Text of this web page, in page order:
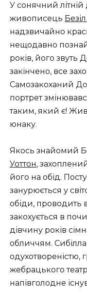
У сонячний
живописець
надзвичайно
нещодавно
років, його звуть
закінчено, все
Самозакоханий
портрет
таким, який є!
юнаку.
Якось знайомий
Уоттон,
його на обід.
занурюється у
обіди, проводить
закохується в
дівчину років
обличчям.
одухотвореністю,
жебрацького
напівголодне